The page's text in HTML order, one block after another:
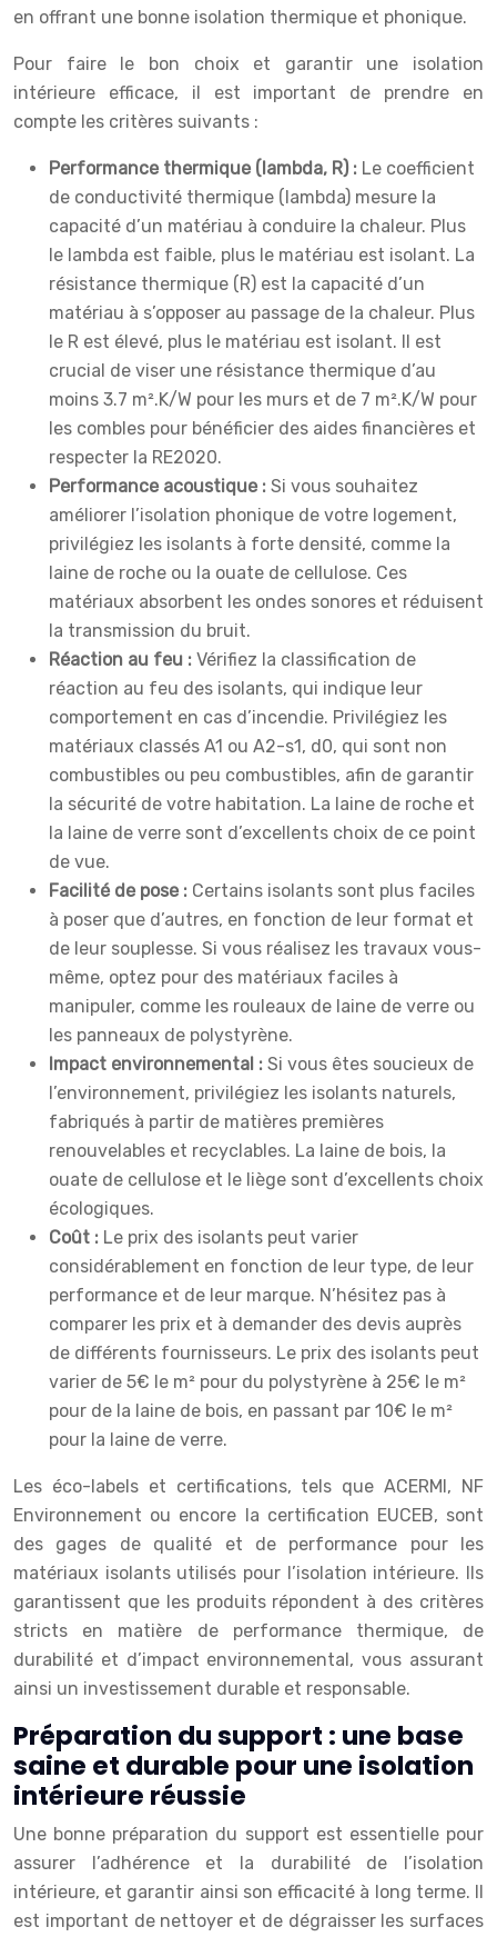
en offrant une bonne isolation thermique et phonique.
Pour faire le bon choix et garantir une isolation
intérieure efficace, il est important de prendre en
compte les critères suivants :
Performance thermique (lambda, R) : Le coefficient
de conductivité thermique (lambda) mesure la
capacité d’un matériau à conduire la chaleur. Plus
le lambda est faible, plus le matériau est isolant. La
résistance thermique (R) est la capacité d’un
matériau à s’opposer au passage de la chaleur. Plus
le R est élevé, plus le matériau est isolant. Il est
crucial de viser une résistance thermique d’au
moins 3.7 m².K/W pour les murs et de 7 m².K/W pour
les combles pour bénéficier des aides financières et
respecter la RE2020.
Performance acoustique : Si vous souhaitez
améliorer l’isolation phonique de votre logement,
privilégiez les isolants à forte densité, comme la
laine de roche ou la ouate de cellulose. Ces
matériaux absorbent les ondes sonores et réduisent
la transmission du bruit.
Réaction au feu : Vérifiez la classification de
réaction au feu des isolants, qui indique leur
comportement en cas d’incendie. Privilégiez les
matériaux classés A1 ou A2-s1, d0, qui sont non
combustibles ou peu combustibles, afin de garantir
la sécurité de votre habitation. La laine de roche et
la laine de verre sont d’excellents choix de ce point
de vue.
Facilité de pose : Certains isolants sont plus faciles
à poser que d’autres, en fonction de leur format et
de leur souplesse. Si vous réalisez les travaux vous-
même, optez pour des matériaux faciles à
manipuler, comme les rouleaux de laine de verre ou
les panneaux de polystyrène.
Impact environnemental : Si vous êtes soucieux de
l’environnement, privilégiez les isolants naturels,
fabriqués à partir de matières premières
renouvelables et recyclables. La laine de bois, la
ouate de cellulose et le liège sont d’excellents choix
écologiques.
Coût : Le prix des isolants peut varier
considérablement en fonction de leur type, de leur
performance et de leur marque. N’hésitez pas à
comparer les prix et à demander des devis auprès
de différents fournisseurs. Le prix des isolants peut
varier de 5€ le m² pour du polystyrène à 25€ le m²
pour de la laine de bois, en passant par 10€ le m²
pour la laine de verre.
Les éco-labels et certifications, tels que ACERMI, NF
Environnement ou encore la certification EUCEB, sont
des gages de qualité et de performance pour les
matériaux isolants utilisés pour l’isolation intérieure. Ils
garantissent que les produits répondent à des critères
stricts en matière de performance thermique, de
durabilité et d’impact environnemental, vous assurant
ainsi un investissement durable et responsable.
Préparation du support : une base
saine et durable pour une isolation
intérieure réussie
Une bonne préparation du support est essentielle pour
assurer l’adhérence et la durabilité de l’isolation
intérieure, et garantir ainsi son efficacité à long terme. Il
est important de nettoyer et de dégraisser les surfaces